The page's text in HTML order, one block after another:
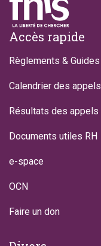
Footer
Accès rapide
Règlements & Guides
Calendrier des appels
Résultats des appels
Documents utiles RH
e-space
OCN
Faire un don